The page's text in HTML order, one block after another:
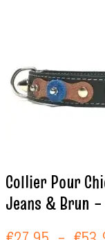
Collier Pour
Jeans & Brun